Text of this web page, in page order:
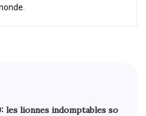
les lionnes indomptables so